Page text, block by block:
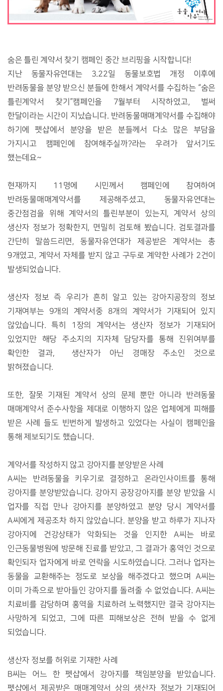
숨은 틀린 계약서 찾기 캠페인 중간 브리핑을 시작합니다!
지난 동물자유연대는 3.22일 동물보호법 개정 이후에
반려동물을 분양 받으신 분들에 한해서 계약서를 수집하는 “숨은
틀린계약서 찾기 ”캠페인을 7월부터 시작하였고, 벌써
한달이라는 시간이 지났습니다. 반려동물매매계약서를 수집해야
하기에 펫샵에서 분양을 받은 분들께서 다소 많은 부담을
가지시고 캠페인에 참여해주실까?라는 우려가 앞서기도
했는데요~
현재까지 11 명에 시민께서 캠페인에 참여하여
반려동물매매계약서를 제공해주셨고, 동물자유연대는
중간점검을 위해 계약서의 틀린부분이 있는지 , 계약서 상의
생산자 정보가 정확한지 , 면밀히 검토해 봤습니다. 검토결과를
간단히 말씀드리면, 동물자유연대가 제공받은 계약서는 총
9개였고, 계약서 자체를 받지 않고 구두로 계약한 사례가 2건이
발생되었습니다.
생산자 정보 즉 우리가 흔히 알고 있는 강아지공장의 정보
기재여부는 9개의 계약서중 8개의 계약서가 기재되어 있지
않았습니다.특히 1 장의 계약서는 생산자 정보가 기재되어
있었지만 해당 주소지의 지자체 담당자를 통해 진위여부를
확인한 결과, 생산자가 아닌 경매장 주소인 것으로
밝혀졌습니다.
또한, 잘못 기재된 계약서 상의 문제 뿐만 아니라 반려동물
매매계약서 준수사항을 제대로 이행하지 않은 업체에게 피해를
받은 사례 들도 빈번하게 발생하고 있었다는 사실이 캠페인을
통해 제보되기도 했습니다.
계약서를 작성하지 않고 강아지를 분양받은 사례
A씨는 반려동물을 키우기로 결정하고 온라인사이트를 통해
강아지를 분양받았습니다. 강아지 공장강아지를 분양 받았을 시
업자를 직접 만나 강아지를 분양하였고 분양 당시 계약서를
A씨에게 제공조차 하지 않았습니다. 분양을 받고 하루가 지나자
강아지에 건강상태가 악화되는 것을 인지한A씨는 바로
인근동물병원에 방문해 진료를 받았고,그 결과가 홍역인 것으로
확인되자 업자에게 바로 연락을 시도하였습니다.그러나 업자는
동물을 교환해주는 정도로 보상을 해주겠다고 했으며 A씨는
이미 가족으로 받아들인 강아지를 돌려줄 수 없었습니다. A씨는
치료비를 감당하며 홍역을 치료하려 노력했지만 결국 강아지는
사망하게 되었고, 그에 따른 피해보상은 전혀 받을 수 없게
되었습니다.
생산자 정보를 허위로 기재한 사례
B씨는 어느 한 펫샵에서 강아지를 책임분양을 받았습니다.
펫샵에서 제공받은 매매계약서 상의 생산자 정보가 기재되어